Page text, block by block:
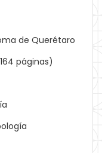
de Querétaro
páginas)